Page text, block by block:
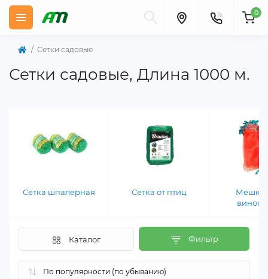
0
Сетки садовые
Сетки садовые, Длина 1000 м.
Сетка шпалерная Сетка от птиц
Мешки
Фильтр
Каталог